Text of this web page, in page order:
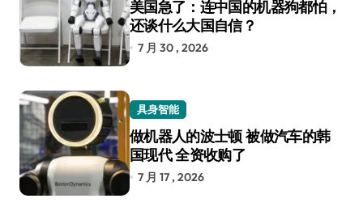
美国急了：连中国的机器狗都怕，
还谈什么大国自信？
7 月 30 , 2026
具身智能
做机器人的波士顿 被做汽车的韩
国现代 全资收购了
7 月 17 , 2026